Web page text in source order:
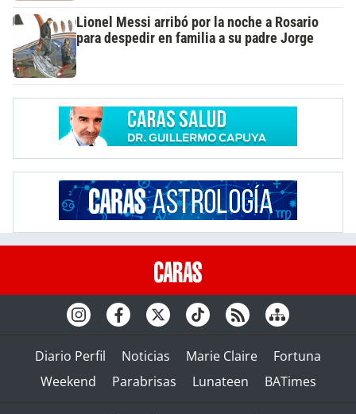
Lionel Messi arribó por la noche a Rosario
para despedir en familia a su padre Jorge
Diario Perfil Noticias Marie Claire
Fortuna
Weekend
Parabrisas Lunateen BATimes